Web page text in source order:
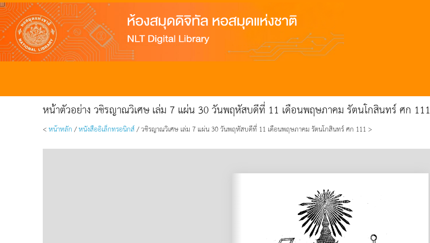
หน้าตัวอย่าง วชิรญาณวิเศษ เล่ม 7 แผ่น 30 วันพฤหัสบดีที่ 11 เดือนพฤษภาคม รัตนโกสินทร์ ศก 111
<หน้าหลัก /หนังสืออิเล็กทรอนิกส์/ วชิรญาณวิเศษ เล่ม 7 แผ่น 30 วันพฤหัสบดีที่ 11 เดือนพฤษภาคม รัตนโกสินทร์ ศก 111 >